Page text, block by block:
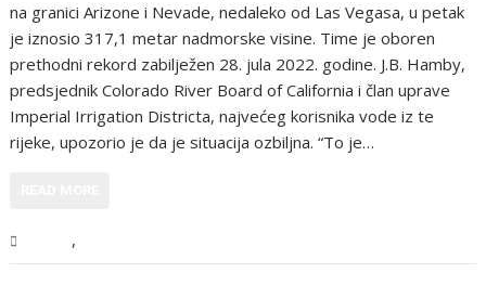
na granici Arizone i Nevade, nedaleko od Las Vegasa, u petak
je iznosio 317,1 metar nadmorske visine. Time je oboren
prethodni rekord zabilježen 28. jula 2022. godine. J.B. Hamby,
predsjednik Colorado River Board of California i član uprave
Imperial Irrigation Districta, najvećeg korisnika vode iz te
rijeke, upozorio je da je situacija ozbiljna. “To je…
,